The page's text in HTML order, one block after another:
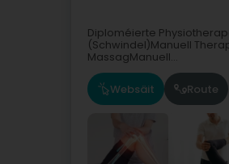
Diploméierte
(Schwindel)Manuell
MassagManuell...
Websäit Route